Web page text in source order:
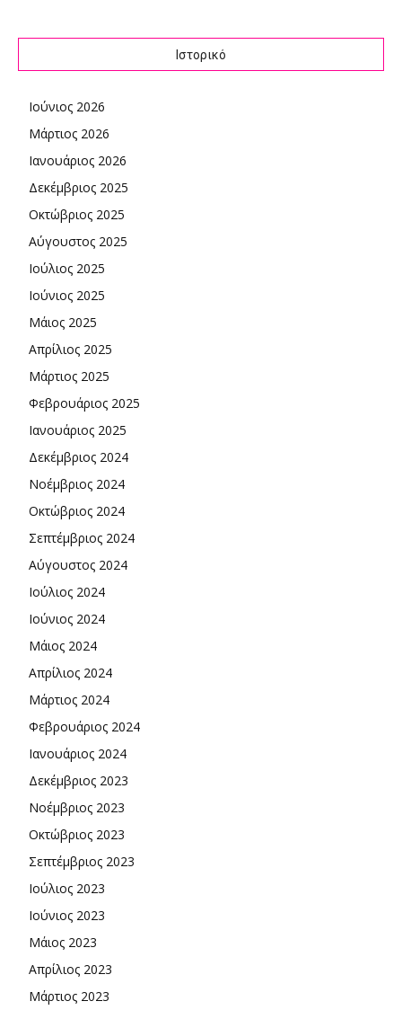
Ιστορικό
Ιούνιος 2026
Μάρτιος 2026
Ιανουάριος 2026
Δεκέμβριος 2025
Οκτώβριος 2025
Αύγουστος 2025
Ιούλιος 2025
Ιούνιος 2025
Μάιος 2025
Απρίλιος 2025
Μάρτιος 2025
Φεβρουάριος 2025
Ιανουάριος 2025
Δεκέμβριος 2024
Νοέμβριος 2024
Οκτώβριος 2024
Σεπτέμβριος 2024
Αύγουστος 2024
Ιούλιος 2024
Ιούνιος 2024
Μάιος 2024
Απρίλιος 2024
Μάρτιος 2024
Φεβρουάριος 2024
Ιανουάριος 2024
Δεκέμβριος 2023
Νοέμβριος 2023
Οκτώβριος 2023
Σεπτέμβριος 2023
Ιούλιος 2023
Ιούνιος 2023
Μάιος 2023
Απρίλιος 2023
Μάρτιος 2023